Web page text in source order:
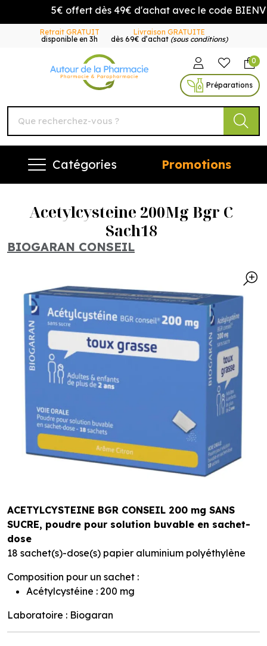
5€ offert dès 49€ d'achat avec le code
Retrait GRATUIT
disponible en 3h
Livraison GRATUITE
dès 69€ d’achat (sous conditions)
Autour de la Pharmacie
0
Préparations
Catégories Promotions
Acetylcysteine 200Mg Bgr C
Sach18
BIOGARAN CONSEIL
ACETYLCYSTEINE BGR CONSEIL 200 mg SANS
SUCRE, poudre pour solution buvable en sachet-
dose
18 sachet(s)-dose(s) papier aluminium polyéthylène
Composition pour un sachet :
Acétylcystéine : 200 mg
Laboratoire : Biogaran